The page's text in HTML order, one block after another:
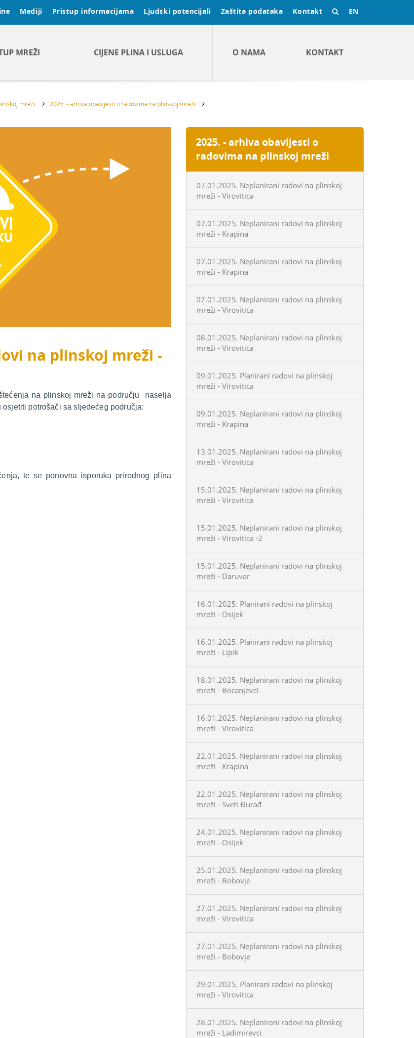
Mediji Pristup informacijama Ljudski potencijali Zaštita podataka Kontakt EN
MREŽI CIJENE PLINA I USLUGA O NAMA KONTAKT
mreži 2025. - arhiva obavijesti o radovima na plinskoj mreži
na plinskoj mreži -
na plinskoj mreži na području naselja
potrošači sa sljedećeg područja:
te se ponovna isporuka prirodnog plina
2025. - arhiva obavijesti o
radovima na plinskoj mreži
07.01.2025. Neplanirani radovi na plinskoj
mreži - Virovitica
07.01.2025. Neplanirani radovi na plinskoj
mreži - Krapina
07.01.2025. Neplanirani radovi na plinskoj
mreži - Krapina
07.01.2025. Neplanirani radovi na plinskoj
mreži - Virovitica
08.01.2025. Neplanirani radovi na plinskoj
mreži - Virovitica
09.01.2025. Planirani radovi na plinskoj
mreži - Virovitica
09.01.2025. Neplanirani radovi na plinskoj
mreži - Krapina
13.01.2025. Neplanirani radovi na plinskoj
mreži - Virovitica
15.01.2025. Neplanirani radovi na plinskoj
mreži - Virovitica
15.01.2025. Neplanirani radovi na plinskoj
mreži - Virovitica -2
15.01.2025. Neplanirani radovi na plinskoj
mreži - Daruvar
16.01.2025. Planirani radovi na plinskoj
mreži - Osijek
16.01.2025. Planirani radovi na plinskoj
mreži - Lipik
18.01.2025. Neplanirani radovi na plinskoj
mreži - Bocanjevci
16.01.2025. Neplanirani radovi na plinskoj
mreži - Virovitica
22.01.2025. Neplanirani radovi na plinskoj
mreži - Krapina
22.01.2025. Neplanirani radovi na plinskoj
mreži - Sveti Đurađ
24.01.2025. Neplanirani radovi na plinskoj
mreži - Osijek
25.01.2025. Neplanirani radovi na plinskoj
mreži - Bobovje
27.01.2025. Neplanirani radovi na plinskoj
mreži - Virovitica
27.01.2025. Neplanirani radovi na plinskoj
mreži - Bobovje
29.01.2025. Planirani radovi na plinskoj
mreži - Virovitica
28.01.2025. Neplanirani radovi na plinskoj
mreži - Ladimirevci